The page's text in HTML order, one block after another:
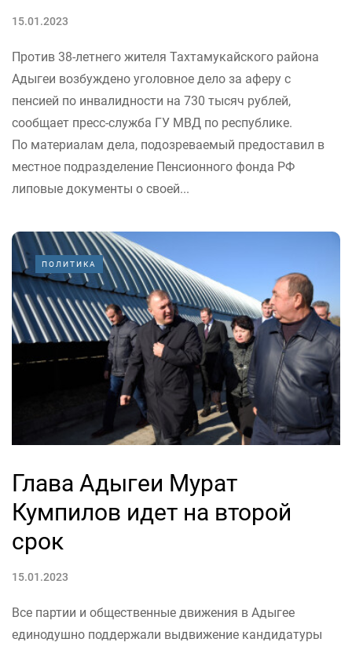
15.01.2023
Против 38-летнего жителя Тахтамукайского района
Адыгеи возбуждено уголовное дело за аферу с
пенсией по инвалидности на 730 тысяч рублей,
сообщает пресс-служба ГУ МВД по республике.
По материалам дела, подозреваемый предоставил в
местное подразделение Пенсионного фонда РФ
липовые документы о своей...
ПОЛИТИКА
Глава Адыгеи Мурат
Кумпилов идет на второй
срок
15.01.2023
Все партии и общественные движения в Адыгее
единодушно поддержали выдвижение кандидатуры